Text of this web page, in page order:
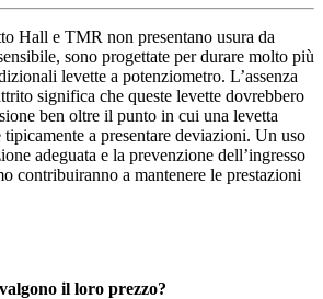
Hall e TMR non presentano usura da
sono progettate per durare molto più
levette a potenziometro. L’assenza
significa che queste levette dovrebbero
ben oltre il punto in cui una levetta
a presentare deviazioni. Un uso
adeguata e la prevenzione dell’ingresso
contribuiranno a mantenere le prestazioni
il loro prezzo?